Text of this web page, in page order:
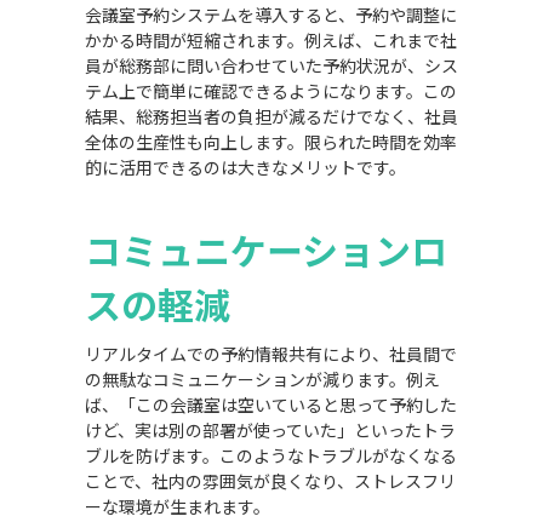
会議室予約システムを導入すると、予約や調整に
かかる時間が短縮されます。例えば、これまで社
員が総務部に問い合わせていた予約状況が、シス
テム上で簡単に確認できるようになります。この
結果、総務担当者の負担が減るだけでなく、社員
全体の生産性も向上します。限られた時間を効率
的に活用できるのは大きなメリットです。
コミュニケーションロ
スの軽減
リアルタイムでの予約情報共有により、社員間で
の無駄なコミュニケーションが減ります。例え
ば、「この会議室は空いていると思って予約した
けど、実は別の部署が使っていた」といったトラ
ブルを防げます。このようなトラブルがなくなる
ことで、社内の雰囲気が良くなり、ストレスフリ
ーな環境が生まれます。